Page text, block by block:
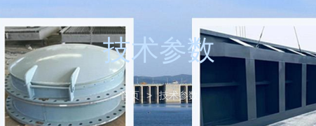
技术参数
首页 > 技术参数